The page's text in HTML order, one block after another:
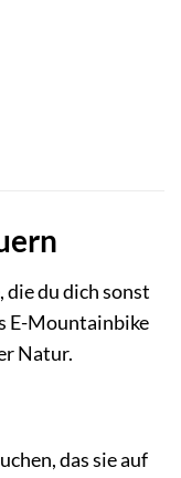
du dich sonst
E-Mountainbike
Natur.
das sie auf